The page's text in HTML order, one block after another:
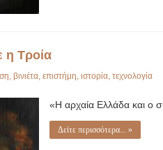
η Τροία
βινιέτα, επιστήμη ιστορία, τεχνολογία
«Η αρχαία Ελλάδα και ο
Δείτε περισσότερα... »